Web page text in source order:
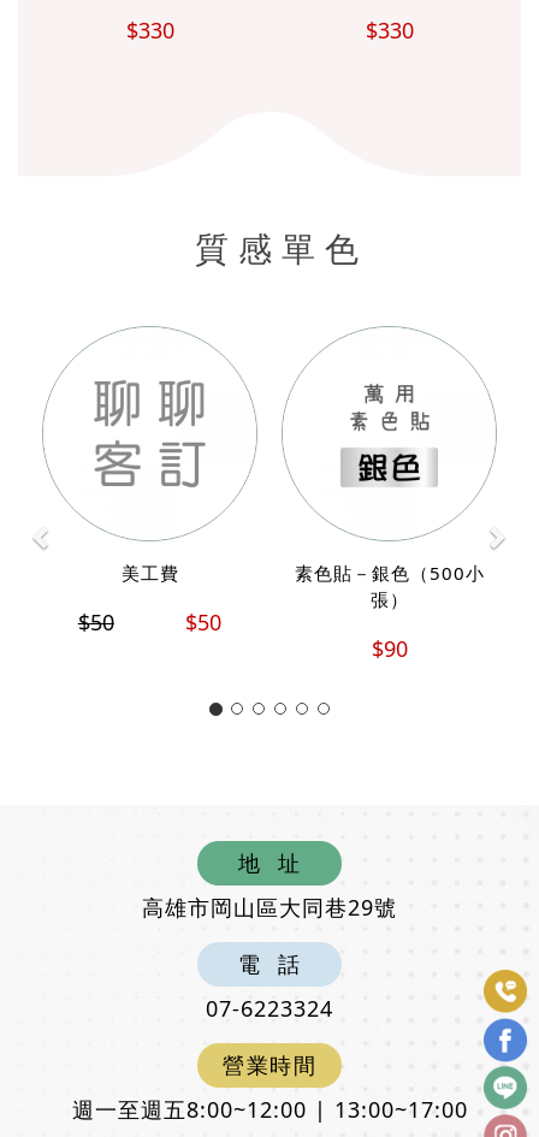
$330 $330
質感單色
美工費
$50 $50
素色貼－銀色（500小
張）
$90
e
v
o
x
t
地
址
高雄市岡山區大同巷29號
電
話
07-6223324
營業時間
週一至週五8:00~12:00 | 13:00~17:00